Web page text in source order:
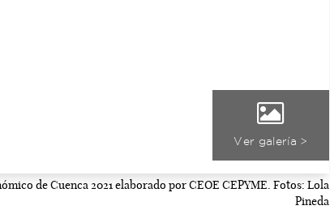
Ver galería >
de Cuenca 2021 elaborado por CEOE CEPYME. Fotos: Lola
Pineda